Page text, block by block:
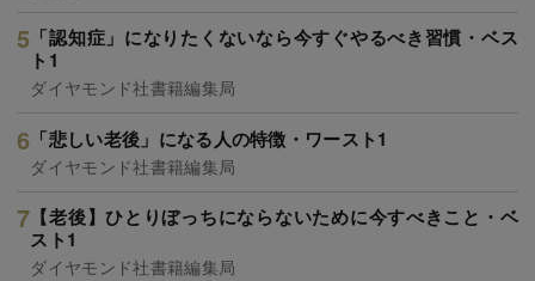
「認知症」になりたくないなら今すぐやるべき習慣・ベス
ト1
ダイヤモンド社書籍編集局
「悲しい老後」になる人の特徴・ワースト1
ダイヤモンド社書籍編集局
【老後】ひとりぼっちにならないために今すべきこと・ベ
スト1
ダイヤモンド社書籍編集局